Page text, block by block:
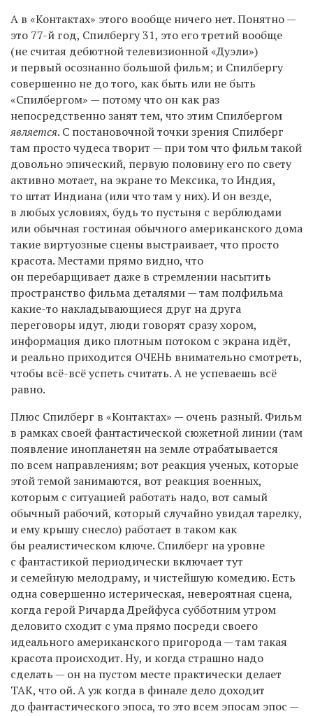
А в «Контактах» этого вообще ничего нет. Понятно —
это 77-й год, Спилбергу 31, это его третий вообще
(не считая дебютной телевизионной «Дуэли»)
и первый осознанно большой фильм; и Спилбергу
совершенно не до того, как быть или не быть
«Спилбергом» — потому что он как раз
непосредственно занят тем, что этим Спилбергом
является. С постановочной точки зрения Спилберг
там просто чудеса творит — при том что фильм такой
довольно эпический, первую половину его по свету
активно мотает, на экране то Мексика, то Индия,
то штат Индиана (или что там у них). И он везде,
в любых условиях, будь то пустыня с верблюдами
или обычная гостиная обычного американского дома
такие виртуозные сцены выстраивает, что просто
красота. Местами прямо видно, что
он перебарщивает даже в стремлении насытить
пространство фильма деталями — там полфильма
какие-то накладывающиеся друг на друга
переговоры идут, люди говорят сразу хором,
информация дико плотным потоком с экрана идёт,
и реально приходится ОЧЕНЬ внимательно смотреть,
чтобы всё-всё успеть считать. А не успеваешь всё
равно.
Плюс Спилберг в «Контактах» — очень разный. Фильм
в рамках своей фантастической сюжетной линии (там
появление инопланетян на земле отрабатывается
по всем направлениям; вот реакция ученых, которые
этой темой занимаются, вот реакция военных,
которым с ситуацией работать надо, вот самый
обычный рабочий, который случайно увидал тарелку,
и ему крышу снесло) работает в таком как
бы реалистическом ключе. Спилберг на уровне
с фантастикой периодически включает тут
и семейную мелодраму, и чистейшую комедию. Есть
одна совершенно истерическая, невероятная сцена,
когда герой Ричарда Дрейфуса субботним утром
деловито сходит с ума прямо посреди своего
идеального американского пригорода — там такая
красота происходит. Ну, и когда страшно надо
сделать — он на пустом месте практически делает
ТАК, что ой. А уж когда в финале дело доходит
до фантастического эпоса, то это всем эпосам эпос —